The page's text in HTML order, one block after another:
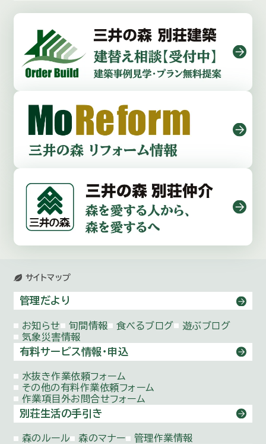
サイトマップ
管理だより
お知らせ 旬間情報 食べるブログ
遊ぶブログ
気象災害情報
有料サービス情報・申込
水抜き作業依頼フォーム
その他の有料作業依頼フォーム
作業項目外お問合せフォーム
別荘生活の手引き
森のルール 森のマナー 管理作業情報